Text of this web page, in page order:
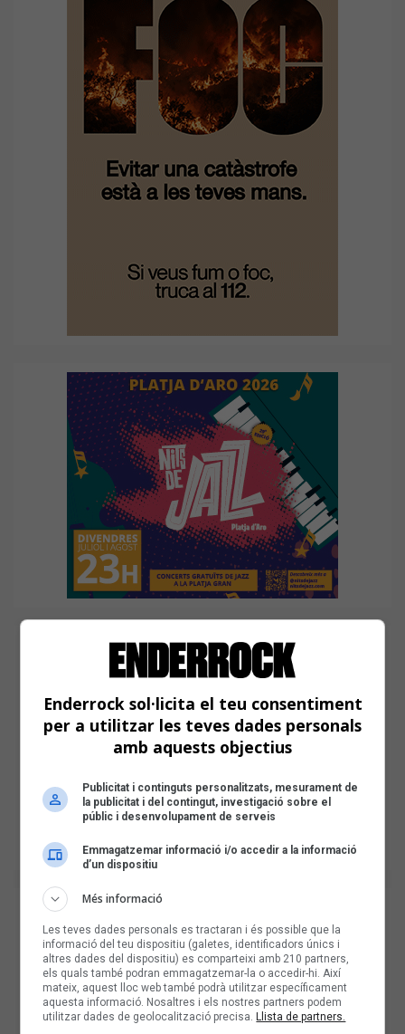
Enderrock sol·licita el teu consentiment
per a utilitzar les teves dades personals
amb aquests objectius
Publicitat i continguts personalitzats, mesurament de
la publicitat i del contingut, investigació sobre el
públic i desenvolupament de serveis
Emmagatzemar informació i/o accedir a la informació
d’un dispositiu
Més informació
Les teves dades personals es tractaran i és possible que la
informació del teu dispositiu (galetes, identificadors únics i
altres dades del dispositiu) es comparteixi amb 210 partners,
els quals també podran emmagatzemar-la o accedir-hi. Així
mateix, aquest lloc web també podrà utilitzar específicament
aquesta informació. Nosaltres i els nostres partners podem
utilitzar dades de geolocalització precisa.Llista de partners.